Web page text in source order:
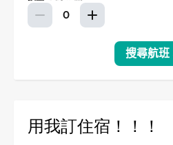
用我訂住宿！！！